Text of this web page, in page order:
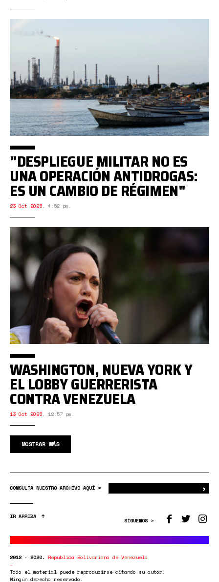
"DESPLIEGUE MILITAR NO ES
UNA OPERACIÓN ANTIDROGAS:
ES UN CAMBIO DE RÉGIMEN"
23 Oct 2025, 4:52 pm.
WASHINGTON, NUEVA YORK Y
EL LOBBY GUERRERISTA
CONTRA VENEZUELA
13 Oct 2025, 12:57 pm.
MOSTRAR MÁS
CONSULTA NUESTRO ARCHIVO AQUÍ > ›
IR ARRIBA
SÍGUENOS >
2012 - 2020. República Bolivariana de Venezuela
Todo el material puede reproducirse citando su autor.
Ningún derecho reservado.